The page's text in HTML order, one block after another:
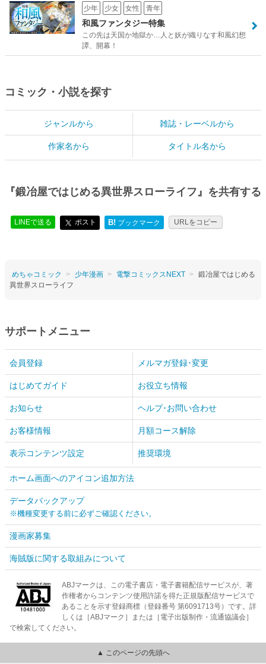
少年 少女 女性 青年
和風ファンタジー特集
この先は天国か地獄か…人と妖が織りなす和風幻想
譚、開幕！
コミック・小説を探す
ジャンルから 雑誌・レーベルから
作家名から タイトル名から
『鍛冶屋ではじめる異世界スローライフ』を共有する
LINEで送る ポスト B! ブックマーク URLをコピー
めちゃコミック 少年漫画 電撃コミックスNEXT
鍛冶屋ではじめる
異世界スローライフ
サポートメニュー
会員登録 メルマガ登録･変更
はじめてガイド お役立ち情報
お知らせ ヘルプ･お問い合わせ
お客様情報 月額コース解除
表示コンテンツ設定 推奨環境
ホーム画面へのアイコン追加方法
データバックアップ
※機種変更する前に必ずご確認ください。
漫画家募集
海賊版に関する取組みについて
ABJマークは、この電子書店・電子書籍配信サービスが、著
作権者からコンテンツ使用許諾を得た正規版配信サービスで
あることを示す登録商標（登録番号 第6091713号）です。詳
しくは［ABJマーク］または［電子出版制作・流通協議会］
で検索してください。
▲ このページの先頭へ